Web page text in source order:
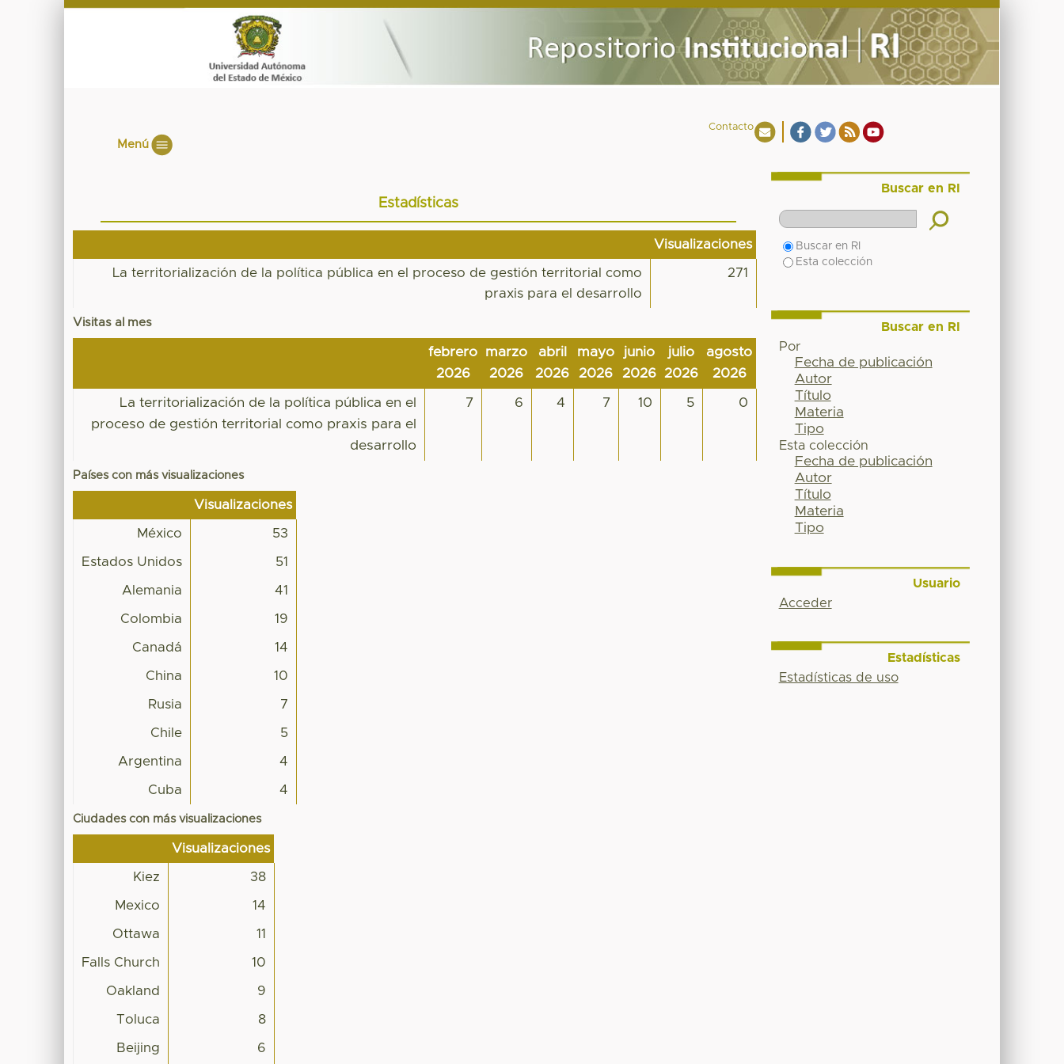
Contacto
Menú
Estadísticas
Visualizaciones
La territorialización de la política pública en el proceso de gestión territorial como
praxis para el desarrollo
271
Visitas al mes
febrero
2026
marzo
2026
abril
2026
mayo
2026
junio
2026
julio
2026
agosto
2026
La territorialización de la política pública en el
proceso de gestión territorial como praxis para el
desarrollo
7 6 4 7 10 5 0
Países con más visualizaciones
Visualizaciones
México 53
Estados Unidos 51
Alemania 41
Colombia 19
Canadá 14
China 10
Rusia 7
Chile 5
Argentina 4
Cuba 4
Ciudades con más visualizaciones
Visualizaciones
Kiez 38
Mexico 14
Ottawa 11
Falls Church 10
Oakland 9
Toluca 8
Beijing 6
Buscar en RI
Buscar en RI
Esta colección
Buscar en RI
Por
Fecha de publicación
Autor
Título
Materia
Tipo
Esta colección
Fecha de publicación
Autor
Título
Materia
Tipo
Usuario
Acceder
Estadísticas
Estadísticas de uso